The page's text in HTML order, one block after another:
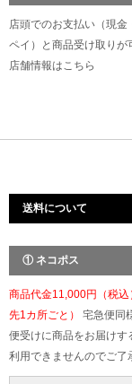
店頭でのお支払い（現
ペイ）と商品受け取りが
店舗情報はこちら
送料について
① ネコポス
商品代金11,000円（税
先1カ所ごと） 宅急便同
便受けに商品をお届け
利用できませんのでご了